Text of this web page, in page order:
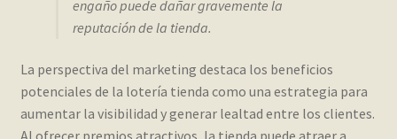
engaño puede dañar gravemente la
reputación de la tienda.
La perspectiva del marketing destaca los beneficios
potenciales de la lotería tienda como una estrategia para
aumentar la visibilidad y generar lealtad entre los clientes.